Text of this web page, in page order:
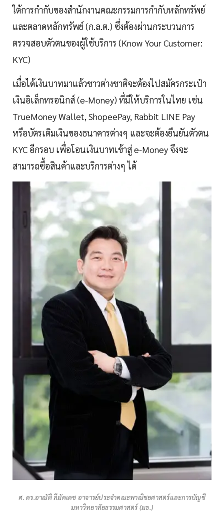
ใต้การกำกับของสำนักงานคณะกรรมการกำกับหลักทรัพย์
และตลาดหลักทรัพย์ (ก.ล.ต.) ซึ่งต้องผ่านกระบวนการ
ตรวจสอบตัวตนของผู้ใช้บริการ (Know Your Customer:
KYC)
เมื่อได้เงินบาทมาแล้วชาวต่างชาติจะต้องไปสมัครกระเป๋า
เงินอิเล็กทรอนิกส์ (e-Money) ที่มีให้บริการในไทย เช่น
TrueMoney Wallet, ShopeePay, Rabbit LINE Pay
หรือบัตรเติมเงินของธนาคารต่างๆ และจะต้องยืนยันตัวตน
KYC อีกรอบ เพื่อโอนเงินบาทเข้าสู่ e-Money จึงจะ
สามารถซื้อสินค้าและบริการต่างๆ ได้
ศ. ดร.อาณัติ ลีมัคเดช อาจารย์ประจำคณะพาณิชยศาสตร์และการบัญชี
มหาวิทยาลัยธรรมศาสตร์ (มธ.)